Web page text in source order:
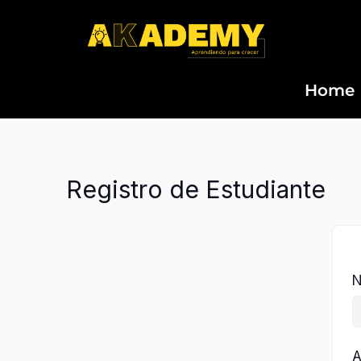
Home
Registro de Estudiante